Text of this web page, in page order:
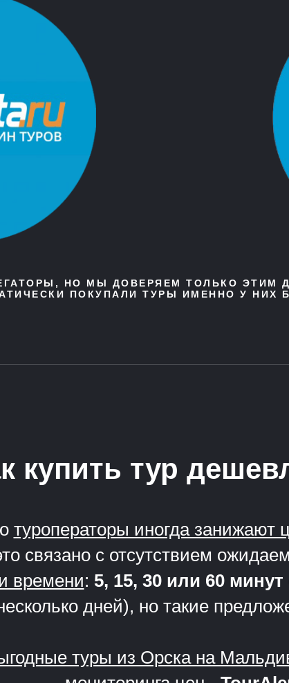
НО МЫ ДОВЕРЯЕМ ТОЛЬКО ЭТИМ
ПОКУПАЛИ ТУРЫ ИМЕННО У НИХ
купить тур
туроператоры иногда занижают
связано с отсутствием
времени: 5, 15, 30 или 60 минут
дней), но такие
туры из Орска на